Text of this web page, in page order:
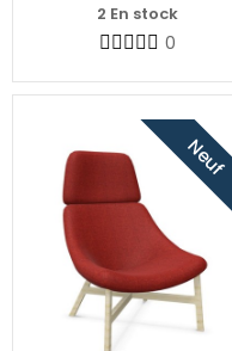
2 En stock
0
Neuf